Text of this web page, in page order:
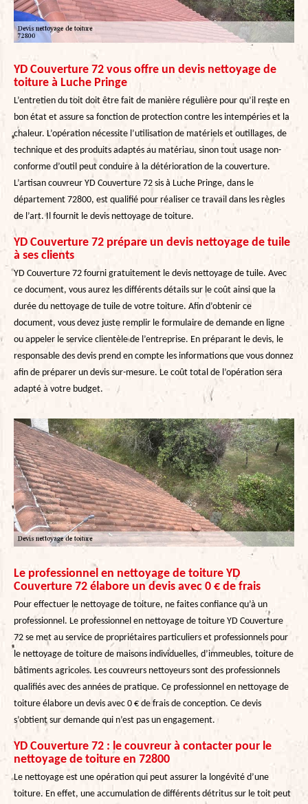
YD Couverture 72 vous offre un devis nettoyage de
toiture à Luche Pringe
L’entretien du toit doit être fait de manière régulière pour qu’il reste en
bon état et assure sa fonction de protection contre les intempéries et la
chaleur. L’opération nécessite l’utilisation de matériels et outillages, de
technique et des produits adaptés au matériau, sinon tout usage non-
conforme d’outil peut conduire à la détérioration de la couverture.
L’artisan couvreur YD Couverture 72 sis à Luche Pringe, dans le
département 72800, est qualifié pour réaliser ce travail dans les règles
de l’art. Il fournit le devis nettoyage de toiture.
YD Couverture 72 prépare un devis nettoyage de tuile
à ses clients
YD Couverture 72 fourni gratuitement le devis nettoyage de tuile. Avec
ce document, vous aurez les différents détails sur le coût ainsi que la
durée du nettoyage de tuile de votre toiture. Afin d’obtenir ce
document, vous devez juste remplir le formulaire de demande en ligne
ou appeler le service clientèle de l’entreprise. En préparant le devis, le
responsable des devis prend en compte les informations que vous donnez
afin de préparer un devis sur-mesure. Le coût total de l’opération sera
adapté à votre budget.
Le professionnel en nettoyage de toiture YD
Couverture 72 élabore un devis avec 0 € de frais
Pour effectuer le nettoyage de toiture, ne faites confiance qu’à un
professionnel. Le professionnel en nettoyage de toiture YD Couverture
72 se met au service de propriétaires particuliers et professionnels pour
le nettoyage de toiture de maisons individuelles, d’immeubles, toiture de
bâtiments agricoles. Les couvreurs nettoyeurs sont des professionnels
qualifiés avec des années de pratique. Ce professionnel en nettoyage de
toiture élabore un devis avec 0 € de frais de conception. Ce devis
s’obtient sur demande qui n’est pas un engagement.
YD Couverture 72 : le couvreur à contacter pour le
nettoyage de toiture en 72800
Le nettoyage est une opération qui peut assurer la longévité d’une
toiture. En effet, une accumulation de différents détritus sur le toit peut